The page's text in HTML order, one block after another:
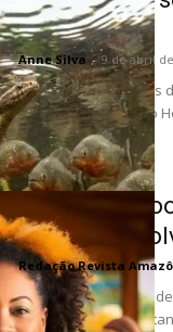
piranhas
Anne Silva - 9 de abril
A cada dez investidas
serpentes do gênero
COP30 e o
pelo
Redação Revista
Entre os dias 10 e 21
COP30, a mais